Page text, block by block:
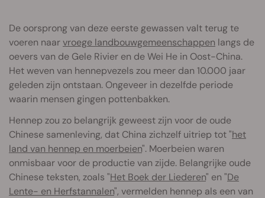
De oorsprong van deze eerste gewassen valt terug te
voeren naarvroege landbouwgemeenschappen langs de
oevers van de Gele Rivier en de Wei He in Oost-China.
Het weven van hennepvezels zou meer dan 10.000 jaar
geleden zijn ontstaan. Ongeveer in dezelfde periode
waarin mensen gingen pottenbakken.
Hennep zou zo belangrijk geweest zijn voor de oude
Chinese samenleving, dat China zichzelf uitriep tot "het
land van hennep en moerbeien". Moerbeien waren
onmisbaar voor de productie van zijde. Belangrijke oude
Chinese teksten, zoals "Het Boek der Liederen" en "De
Lente- en Herfstannalen", vermelden hennep als een van